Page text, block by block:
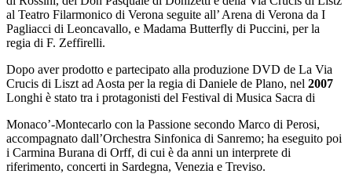
al Teatro Filarmonico di Verona seguite all’ Arena di Verona da I
Pagliacci di Leoncavallo, e Madama Butterfly di Puccini, per la
regia di F. Zeffirelli.
Dopo aver prodotto e partecipato alla produzione DVD de La Via
Crucis di Liszt ad Aosta per la regia di Daniele de Plano, nel 2007
Longhi è stato tra i protagonisti del Festival di Musica Sacra di
Monaco’-Montecarlo con la Passione secondo Marco di Perosi,
accompagnato dall’Orchestra Sinfonica di Sanremo; ha eseguito poi
i Carmina Burana di Orff, di cui è da anni un interprete di
riferimento, concerti in Sardegna, Venezia e Treviso.